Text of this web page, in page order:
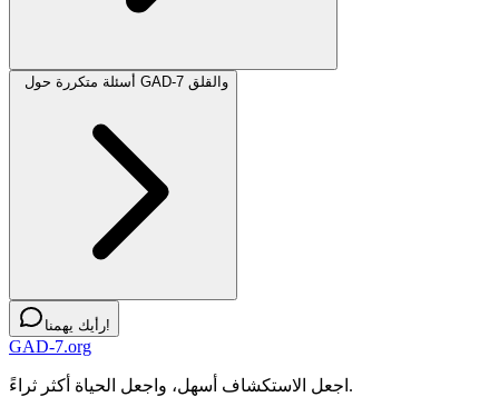
أسئلة متكررة حول GAD-7 والقلق
رأيك يهمنا!
GAD-7.org
اجعل الاستكشاف أسهل، واجعل الحياة أكثر ثراءً.